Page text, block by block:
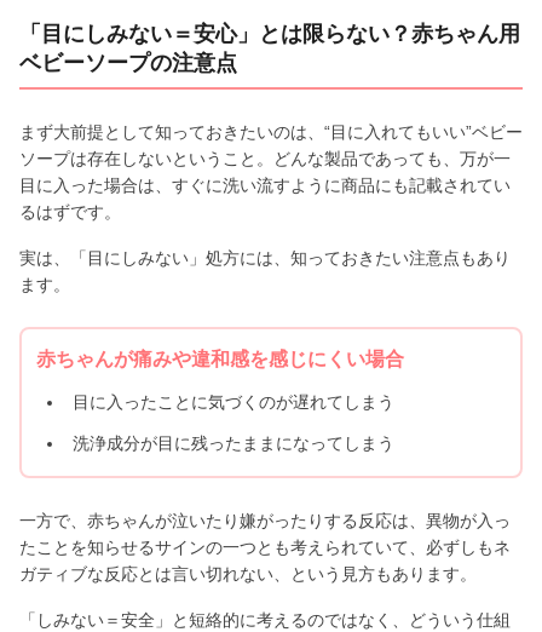
「目にしみない＝安心」とは限らない？赤ちゃん用
ベビーソープの注意点
まず大前提として知っておきたいのは、“目に入れてもいい”ベビー
ソープは存在しないということ。どんな製品であっても、万が一
目に入った場合は、すぐに洗い流すように商品にも記載されてい
るはずです。
実は、「目にしみない」処方には、知っておきたい注意点もあり
ます。
赤ちゃんが痛みや違和感を感じにくい場合
目に入ったことに気づくのが遅れてしまう
洗浄成分が目に残ったままになってしまう
一方で、赤ちゃんが泣いたり嫌がったりする反応は、異物が入っ
たことを知らせるサインの一つとも考えられていて、必ずしもネ
ガティブな反応とは言い切れない、という見方もあります。
「しみない＝安全」と短絡的に考えるのではなく、どういう仕組